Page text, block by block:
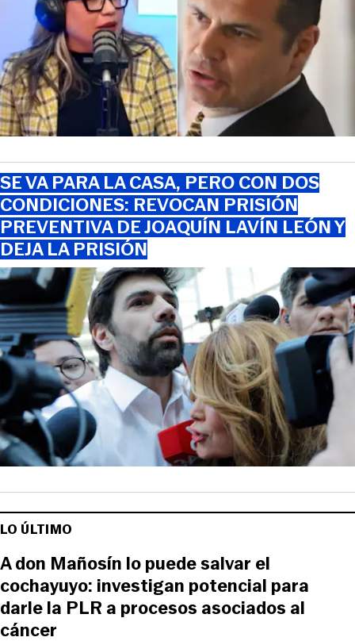
SE VA PARA LA CASA, PERO CON DOS
CONDICIONES: REVOCAN PRISIÓN
PREVENTIVA DE JOAQUÍN LAVÍN LEÓN Y
DEJA LA PRISIÓN
LO ÚLTIMO
A don Mañosín lo puede salvar el
cochayuyo: investigan potencial para
darle la PLR a procesos asociados al
cáncer